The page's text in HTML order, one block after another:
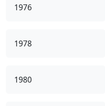
1976
1978
1980